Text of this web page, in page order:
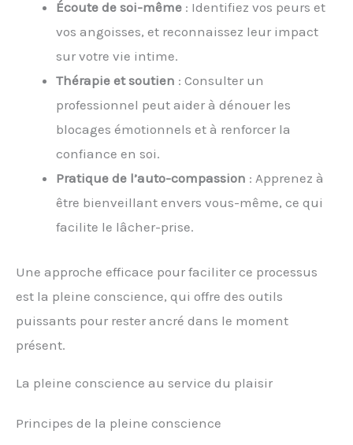
Écoute de soi-même : Identifiez vos peurs et
vos angoisses, et reconnaissez leur impact
sur votre vie intime.
Thérapie et soutien : Consulter un
professionnel peut aider à dénouer les
blocages émotionnels et à renforcer la
confiance en soi.
Pratique de l’auto-compassion : Apprenez à
être bienveillant envers vous-même, ce qui
facilite le lâcher-prise.
Une approche efficace pour faciliter ce processus
est la pleine conscience, qui offre des outils
puissants pour rester ancré dans le moment
présent.
La pleine conscience au service du plaisir
Principes de la pleine conscience